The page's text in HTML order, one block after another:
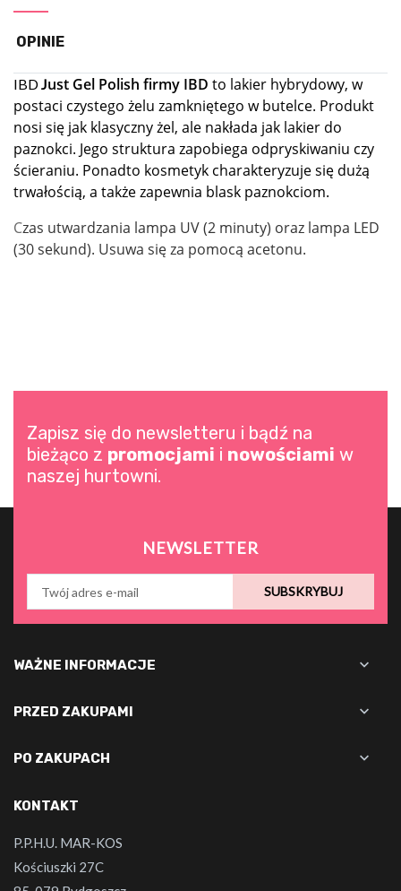
OPINIE
IBDJust Gel Polish firmy IBD to lakier hybrydowy, w
postaci czystego żelu zamkniętego w butelce. Produkt
nosi się jak klasyczny żel, ale nakłada jak lakier do
paznokci. Jego struktura zapobiega odpryskiwaniu czy
ścieraniu. Ponadto kosmetyk charakteryzuje się dużą
trwałością, a także zapewnia blask paznokciom.
Czas utwardzania lampa UV (2 minuty) oraz lampa LED
(30 sekund). Usuwa się za pomocą acetonu.
Zapisz się do newsletteru i bądź na
bieżąco z promocjami i nowościami w
naszej hurtowni.
NEWSLETTER
SUBSKRYBUJ
WAŻNE INFORMACJE 
PRZED ZAKUPAMI 
PO ZAKUPACH 
KONTAKT
P.P.H.U. MAR-KOS
Kościuszki 27C